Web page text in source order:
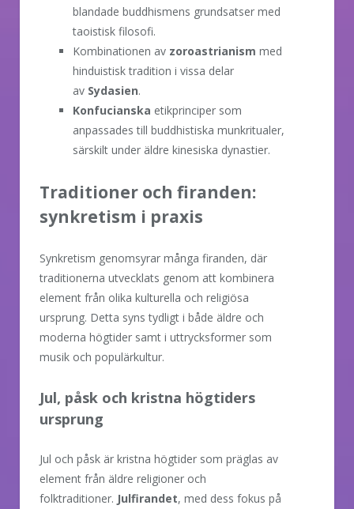
blandade buddhismens grundsatser med
taoistisk filosofi.
Kombinationen av zoroastrianism med
hinduistisk tradition i vissa delar
av Sydasien.
Konfucianska etikprinciper som
anpassades till buddhistiska munkritualer,
särskilt under äldre kinesiska dynastier.
Traditioner och firanden:
synkretism i praxis
Synkretism genomsyrar många firanden, där
traditionerna utvecklats genom att kombinera
element från olika kulturella och religiösa
ursprung. Detta syns tydligt i både äldre och
moderna högtider samt i uttrycksformer som
musik och populärkultur.
Jul, påsk och kristna högtiders
ursprung
Jul och påsk är kristna högtider som präglas av
element från äldre religioner och
folktraditioner. Julfirandet, med dess fokus på